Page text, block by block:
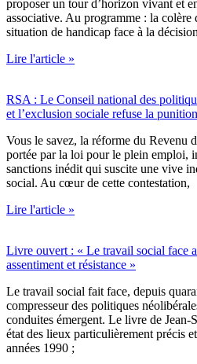
proposer un tour d’horizon vivant et
associative. Au programme : la colère
situation de handicap face à la décision
Lire l'article »
RSA : Le Conseil national des
et l’exclusion sociale refuse la
Vous le savez, la réforme du Revenu
portée par la loi pour le plein emploi,
sanctions inédit qui suscite une vive
social. Au cœur de cette contestation,
Lire l'article »
Livre ouvert : « Le travail social face
assentiment et résistance »
Le travail social fait face, depuis
compresseur des politiques
conduites émergent. Le livre de Jean-
état des lieux particulièrement précis
années 1990 ;